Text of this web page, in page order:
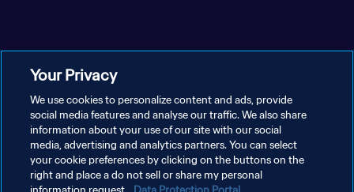
Your Privacy
We use cookies to personalize content and ads, provide
social media features and analyse our traffic. We also share
information about your use of our site with our social
media, advertising and analytics partners. You can select
your cookie preferences by clicking on the buttons on the
right and place a do not sell or share my personal